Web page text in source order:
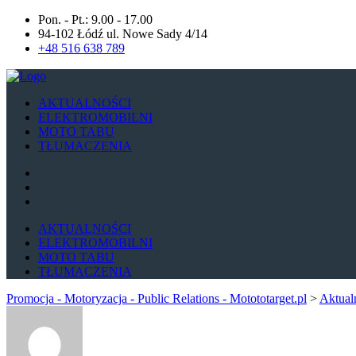
Pon. - Pt.: 9.00 - 17.00
94-102 Łódź ul. Nowe Sady 4/14
+48 516 638 789
AKTUALNOŚCI
ELEKTROMOBILNI
MOTO TABU
TŁUMACZENIA
AKTUALNOŚCI
ELEKTROMOBILNI
MOTO TABU
TŁUMACZENIA
Promocja - Motoryzacja - Public Relations - Motototarget.pl >